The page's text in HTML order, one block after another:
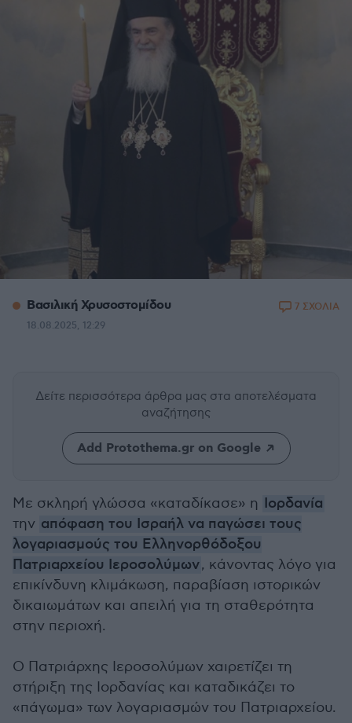
Βασιλική Χρυσοστομίδου
18.08.2025, 12:29
7 ΣΧΟΛΙΑ
Δείτε περισσότερα άρθρα μας στα αποτελέσματα
αναζήτησης
Add Protothema.gr on Google
Με σκληρή γλώσσα «καταδίκασε» η Ιορδανία
την απόφαση του Ισραήλ να παγώσει τους
λογαριασμούς του Ελληνορθόδοξου
Πατριαρχείου Ιεροσολύμων, κάνοντας λόγο για
επικίνδυνη κλιμάκωση, παραβίαση ιστορικών
δικαιωμάτων και απειλή για τη σταθερότητα
στην περιοχή.
Ο Πατριάρχης Ιεροσολύμων χαιρετίζει τη
στήριξη της Ιορδανίας και καταδικάζει το
«πάγωμα» των λογαριασμών του Πατριαρχείου.